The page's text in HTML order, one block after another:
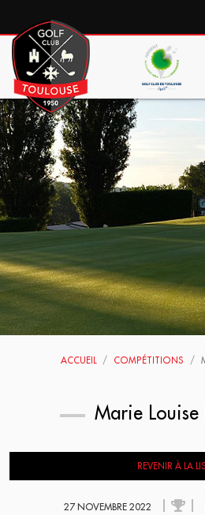
ACCUEIL COMPÉTITIONS
Marie Louise
REVENIR À LA
27 NOVEMBRE 2022